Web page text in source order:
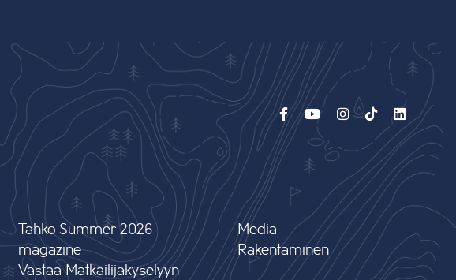
Tahko Summer 2026
magazine
Vastaa Matkailijakyselyyn
Media
Rakentaminen